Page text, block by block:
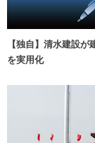
【独自】清水建設
を実用化